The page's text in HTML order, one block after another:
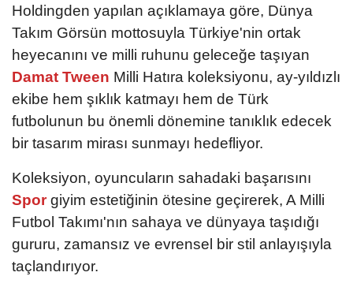
Holdingden yapılan açıklamaya göre, Dünya
Takım Görsün mottosuyla Türkiye'nin ortak
heyecanını ve milli ruhunu geleceğe taşıyan
Damat Tween Milli Hatıra koleksiyonu, ay-yıldızlı
ekibe hem şıklık katmayı hem de Türk
futbolunun bu önemli dönemine tanıklık edecek
bir tasarım mirası sunmayı hedefliyor.
Koleksiyon, oyuncuların sahadaki başarısını
Sporgiyim estetiğinin ötesine geçirerek, A Milli
Futbol Takımı'nın sahaya ve dünyaya taşıdığı
gururu, zamansız ve evrensel bir stil anlayışıyla
taçlandırıyor.